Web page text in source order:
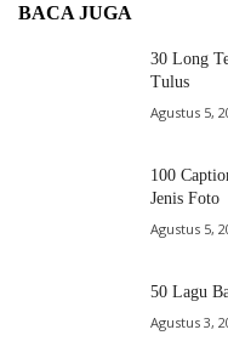
BACA JUGA
30 Long
Tulus
Agustus 5,
100
Jenis Foto
Agustus 5,
50 Lagu
Agustus 3,